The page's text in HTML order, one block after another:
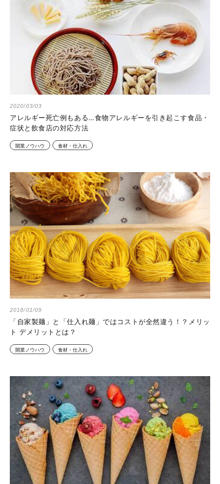
2020/03/03
アレルギー死亡例もある…食物アレルギーを引き起こす食品・
症状と飲食店の対応方法
開業ノウハウ 食材・仕入れ
2018/01/09
「自家製麺」と「仕入れ麺」ではコストが全然違う！？メリッ
ト デメリットとは？
開業ノウハウ 食材・仕入れ